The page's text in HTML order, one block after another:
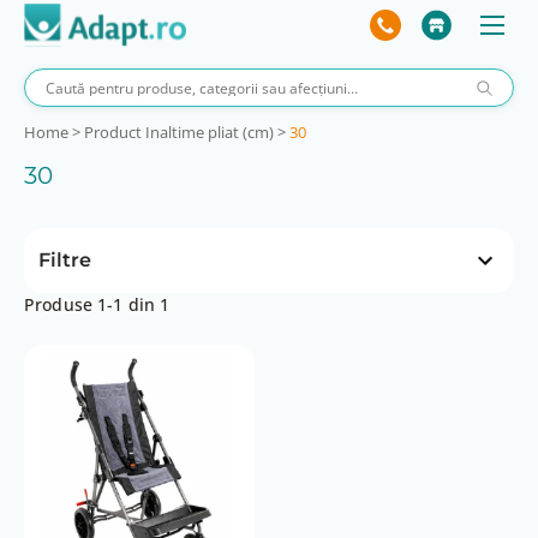
Home> Product Inaltime pliat (cm)>30
30
Filtre
Latime pliat (cm)
Lungime pliat (cm)
Produse 1-1 din 1